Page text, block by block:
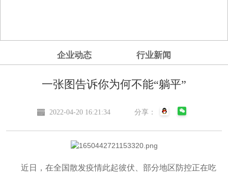
企业动态 行业新闻
一张图告诉你为何不能“躺平”
2022-04-20 16:21:34 分享：
近日，在全国散发疫情此起彼伏、部分地区防控正在吃